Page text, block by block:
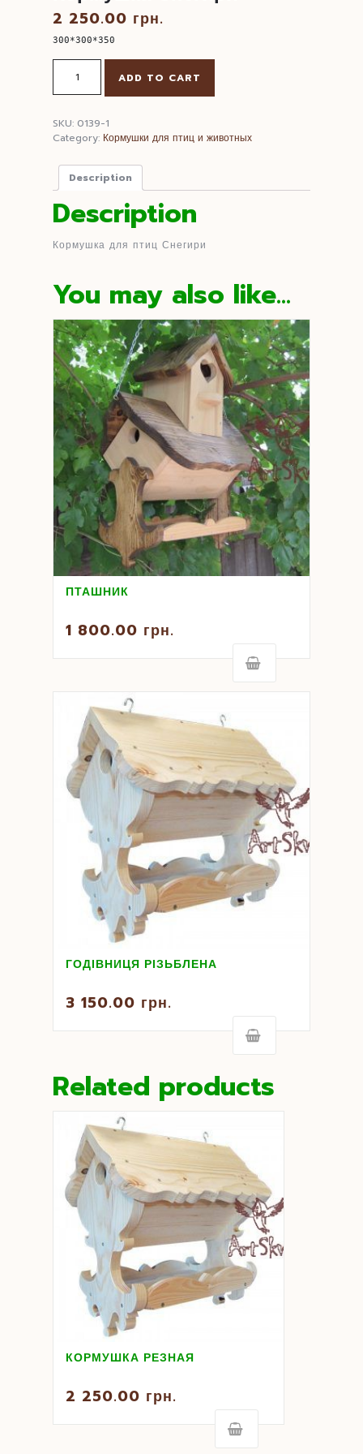
2 250.00 грн.
300*300*350
Снегири
quantity
ADD TO CART
SKU: 0139-1
Category: Кормушки для птиц и животных
Description
Description
Кормушка для птиц Снегири
You may also like…
ПТАШНИК
1 800.00 грн.
ГОДІВНИЦЯ РІЗЬБЛЕНА
3 150.00 грн.
Related products
КОРМУШКА РЕЗНАЯ
2 250.00 грн.